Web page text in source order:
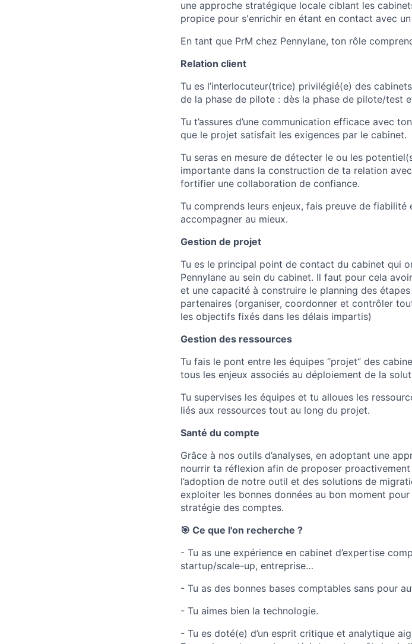
une approche stratégique locale ciblant les
propice pour s'enrichir en étant en contact avec
En tant que PrM chez Pennylane, ton rôle
Relation client
Tu es l’interlocuteur(trice) privilégié(e) des
de la phase de pilote : dès la phase de pilote/test
Tu t’assures d’une communication efficace avec
que le projet satisfait les exigences par le cabinet.
Tu seras en mesure de détecter le ou les
importante dans la construction de ta relation
fortifier une collaboration de confiance.
Tu comprends leurs enjeux, fais preuve de
accompagner au mieux.
Gestion de projet
Tu es le principal point de contact du cabinet qui
Pennylane au sein du cabinet. Il faut pour cela
et une capacité à construire le planning des
partenaires (organiser, coordonner et contrôler
les objectifs fixés dans les délais impartis)
Gestion des ressources
Tu fais le pont entre les équipes “projet” des
tous les enjeux associés au déploiement de la
Tu supervises les équipes et tu alloues les
liés aux ressources tout au long du projet.
Santé du compte
Grâce à nos outils d’analyses, en adoptant une
nourrir ta réflexion afin de proposer
l’adoption de notre outil et des solutions de
exploiter les bonnes données au bon moment
stratégie des comptes.
🎯 Ce que l'on recherche ?
- Tu as une expérience en cabinet d’expertise
startup/scale-up, entreprise…
- Tu as des bonnes bases comptables sans pour
- Tu aimes bien la technologie.
- Tu es doté(e) d’un esprit critique et analytique